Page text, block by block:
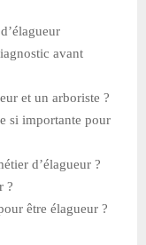
avant
et un arboriste ?
si importante pour
d’élagueur ?
?
être élagueur ?